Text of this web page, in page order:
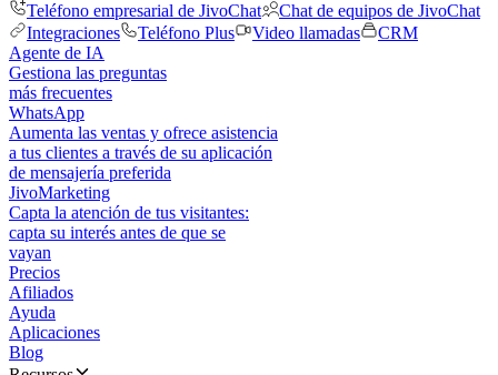
Teléfono empresarial de JivoChat
Chat de equipos de JivoChat
Integraciones
Teléfono Plus Video llamadas
CRM
Agente de IA
Gestiona las preguntas
más frecuentes
WhatsApp
Aumenta las ventas y ofrece asistencia
a tus clientes a través de su aplicación
de mensajería preferida
JivoMarketing
Capta la atención de tus visitantes:
capta su interés antes de que se
vayan
Precios
Afiliados
Ayuda
Aplicaciones
Blog